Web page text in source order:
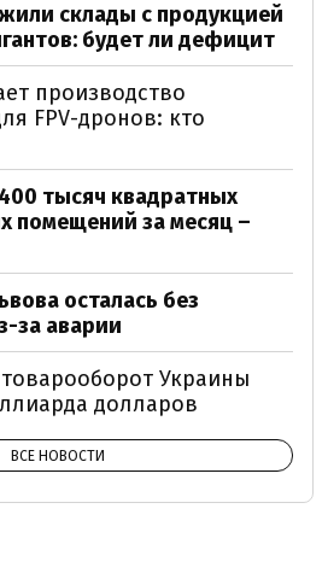
склады с продукцией
будет ли дефицит
производство
FPV-дронов: кто
тысяч квадратных
помещений за месяц –
осталась без
за аварии
Украины
долларов
ВСЕ НОВОСТИ